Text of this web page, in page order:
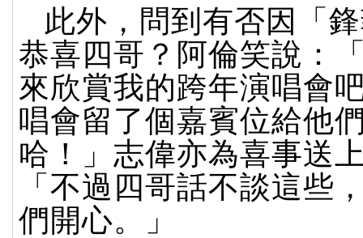
此外，問到有否因「
恭喜四哥？阿倫笑說：
來欣賞我的跨年演唱會
唱會留了個嘉賓位給他
哈！」志偉亦為喜事送
「不過四哥話不談這些
們開心。」